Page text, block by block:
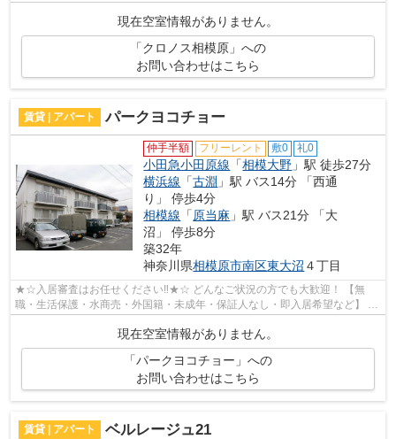
現在空室情報がありません。
「クロノス相模原」への
お問い合わせはこちら
賃貸 | アパート パークヨコチョー
仲手半額 フリーレント 敷0 礼0
小田急小田原線 「相模大野 」駅 徒歩27分
横浜線 「古淵 」駅 バス14分 「西通
り」 停歩4分
相模線 「 原当麻 」駅 バス21分 「大
沼」 停歩8分
築32年
神奈川県相模原市南区東大沼 ４丁目
★☆入居審査はお任せください‼★☆ どんなご状況の方でも大歓迎！ 【無
職・生活保護・水商売・外国籍・未成年・保証人なし・即入居希望など】 ネ
現在空室情報がありません。
「パークヨコチョー」への
お問い合わせはこちら
賃貸 | アパート ベルレージュ21